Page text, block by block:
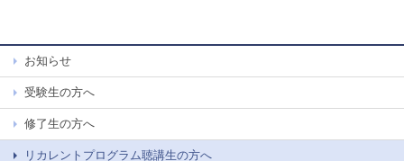
お知らせ
受験生の方へ
修了生の方へ
リカレントプログラム聴講生の方へ